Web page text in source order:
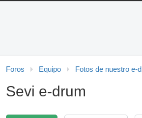
Foros Equipo Fotos de nuestro e-
Sevi e-drum